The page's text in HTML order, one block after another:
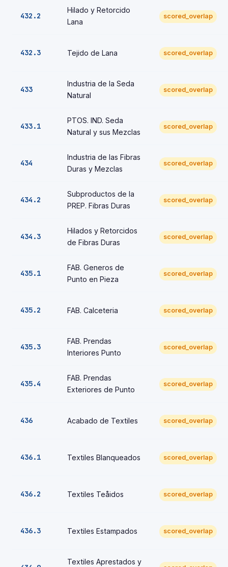
432.2
Hilado y Retorcido
Lana
scored_overlap
432.3 Tejido de Lana scored_overlap
433
Industria de la Seda
Natural
scored_overlap
433.1
PTOS. IND. Seda
Natural y sus Mezclas
scored_overlap
434
Industria de las Fibras
Duras y Mezclas
scored_overlap
434.2
Subproductos de la
PREP. Fibras Duras
scored_overlap
434.3
Hilados y Retorcidos
de Fibras Duras
scored_overlap
435.1
FAB. Generos de
Punto en Pieza
scored_overlap
435.2 FAB. Calceteria scored_overlap
435.3
FAB. Prendas
Interiores Punto
scored_overlap
435.4
FAB. Prendas
Exteriores de Punto
scored_overlap
436 Acabado de Textiles scored_overlap
436.1 Textiles Blanqueados scored_overlap
436.2 Textiles Teåidos scored_overlap
436.3 Textiles Estampados scored_overlap
Textiles Aprestados y